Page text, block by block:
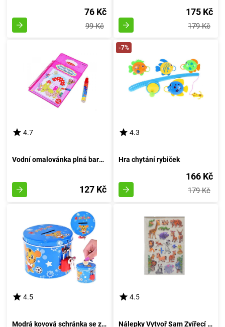
76 Kč
99 Kč
175 Kč
179 Kč
4.7
Vodní omalovánka plná barev - Víla motýlů
127 Kč
-7%
4.3
Hra chytání rybiček
166 Kč
179 Kč
4.5
Modrá kovová schránka se zámkem na zavěšení
4.5
Nálepky Vytvoř Sam Zvířecí Obrázky